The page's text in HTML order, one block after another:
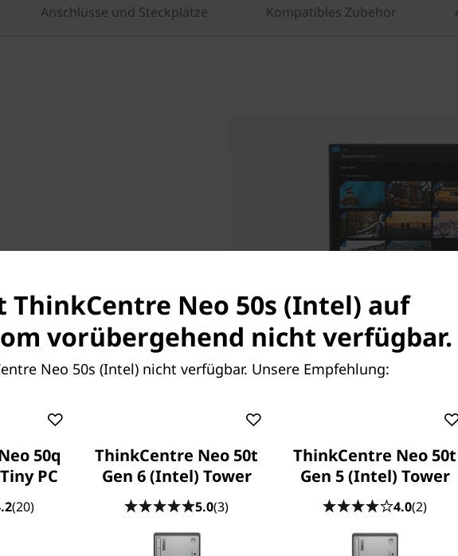
Anschlüsse und Steckplätze Kompatibles Zubehör
Monitor, Tastatur und
kraftvollen Performance
Intel ® Core™
GB DDR4-
und SSD-
Form-Factor-Desktop alle
Ihre Produktivität.
ThinkCentre Neo 50s (Intel) auf
vorübergehend nicht verfügbar.
Neo 50s (Intel) nicht verfügbar. Unsere Empfehlung:
50q
PC
(20)
ThinkCentre Neo 50t
Gen 6 (Intel) Tower
5.0(3)
ThinkCentre Neo 50t
Gen 5 (Intel) Tower
4.0(2)